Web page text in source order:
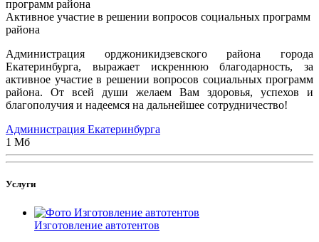
Активное участие в решении вопросов социальных программ
района
Администрация орджоникидзевского района города
Екатеринбурга, выражает искреннюю благодарность, за
активное участие в решении вопросов социальных программ
района. От всей души желаем Вам здоровья, успехов и
благополучия и надеемся на дальнейшее сотрудничество!
Администрация Екатеринбурга
1 Мб
Услуги
Изготовление автотентов